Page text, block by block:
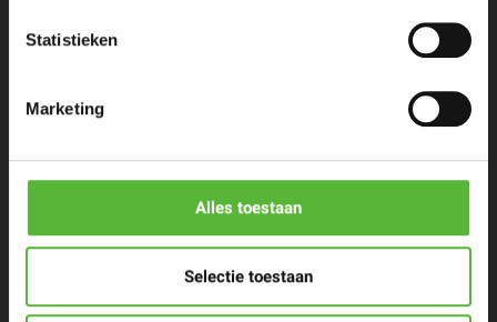
Statistieken
Marketing
Alles toestaan
Selectie toestaan
Restaurants & Chefs
The Cool Market